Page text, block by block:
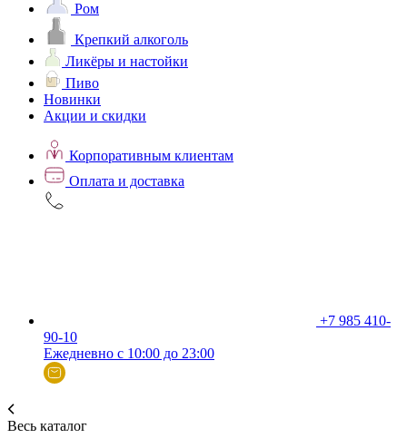
Ром
Крепкий алкоголь
Ликёры и настойки
Пиво
Новинки
Акции и скидки
Корпоративным клиентам
Оплата и доставка
+7 985 410-
90-10
Ежедневно с 10:00 до 23:00
Весь каталог